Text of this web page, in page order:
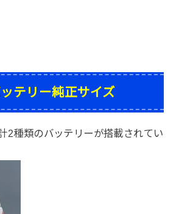
テリー純正サイズ
2種類のバッテリーが搭載されてい